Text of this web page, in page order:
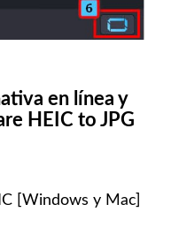
en línea y
HEIC to JPG
[Windows y Mac]